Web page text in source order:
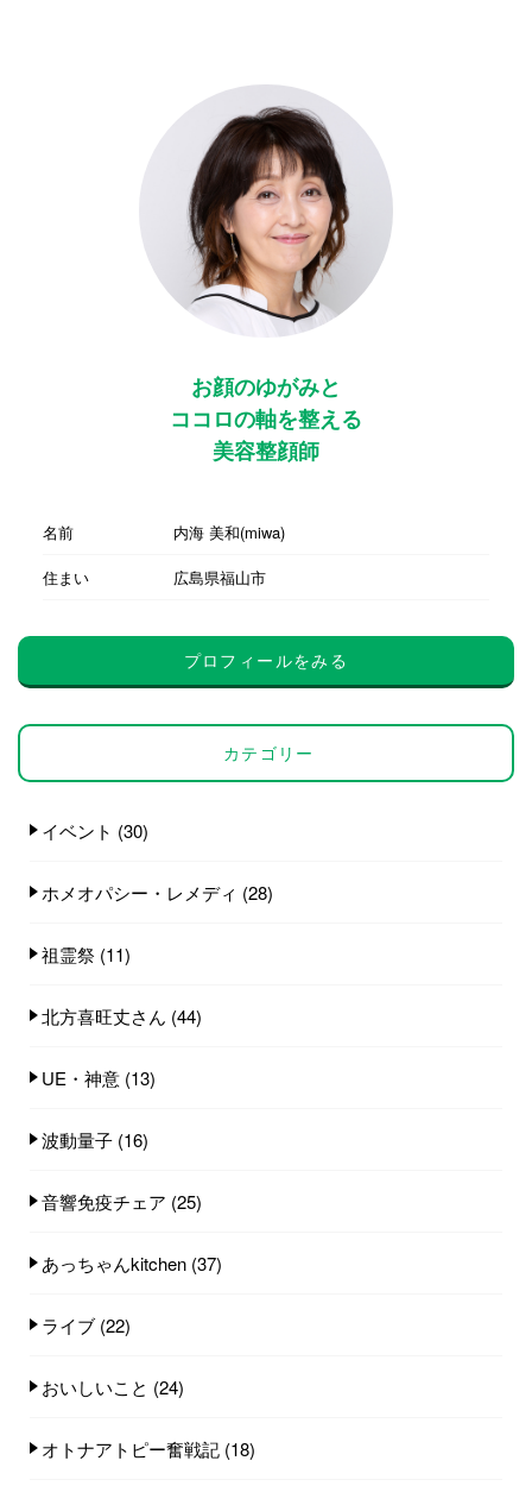
お顔のゆがみと
ココロの軸を整える
美容整顔師
名前
内海 美和(miwa)
住まい
広島県福山市
プロフィールをみる
カテゴリー
イベント (30)
ホメオパシー・レメディ (28)
祖霊祭 (11)
北方喜旺丈さん (44)
UE・神意 (13)
波動量子 (16)
音響免疫チェア (25)
あっちゃんkitchen (37)
ライブ (22)
おいしいこと (24)
オトナアトピー奮戦記 (18)